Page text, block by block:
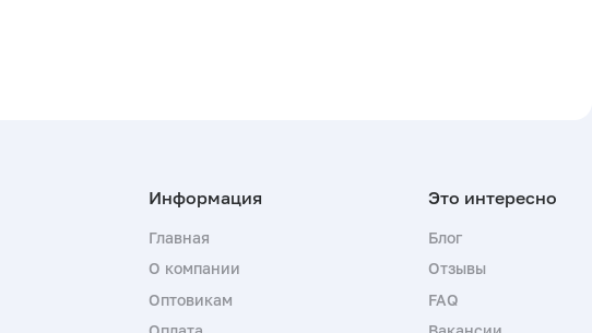
Главная
О компании
Оптовикам
Блог
Отзывы
FAQ